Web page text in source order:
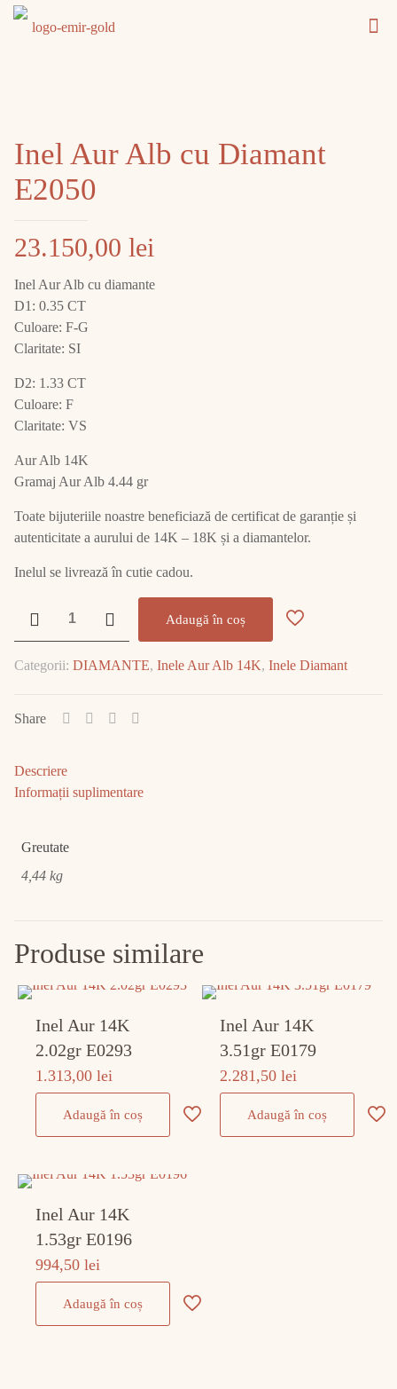
Inel Aur Alb cu Diamant
E2050
23.150,00 lei
Inel Aur Alb cu diamante
D1: 0.35 CT
Culoare: F-G
Claritate: SI
D2: 1.33 CT
Culoare: F
Claritate: VS
Aur Alb 14K
Gramaj Aur Alb 4.44 gr
Toate bijuteriile noastre beneficiază de certificat de garanție și
autenticitate a aurului de 14K – 18K și a diamantelor.
Inelul se livrează în cutie cadou.
Inel
Alb
Diamant
Adaugă în coș
Categorii: DIAMANTE, Inele Aur Alb 14K, Inele Diamant
Share
Descriere
Informații suplimentare
Greutate
4,44 kg
Produse similare
Inel Aur 14K
2.02gr E0293
1.313,00lei
Adaugă în coș
Inel Aur 14K
3.51gr E0179
2.281,50lei
Adaugă în coș
Inel Aur 14K
1.53gr E0196
994,50lei
Adaugă în coș